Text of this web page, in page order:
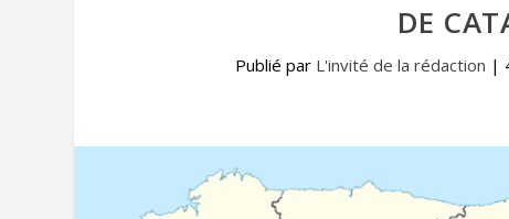
DE
Publié par L'invité de la rédaction |